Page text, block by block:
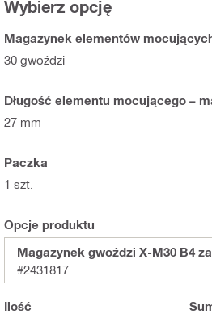
Wybierz opcję
Magazynek elementów
30 gwoździ
Długość elementu mocującego –
27 mm
Paczka
1 szt.
Opcje produktu
Magazynek gwoździ X-M30 B4
#2431817
Ilość